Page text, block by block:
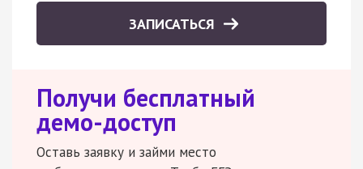
ЗАПИСАТЬСЯ
Получи бесплатный
демо-доступ
Оставь заявку и займи место